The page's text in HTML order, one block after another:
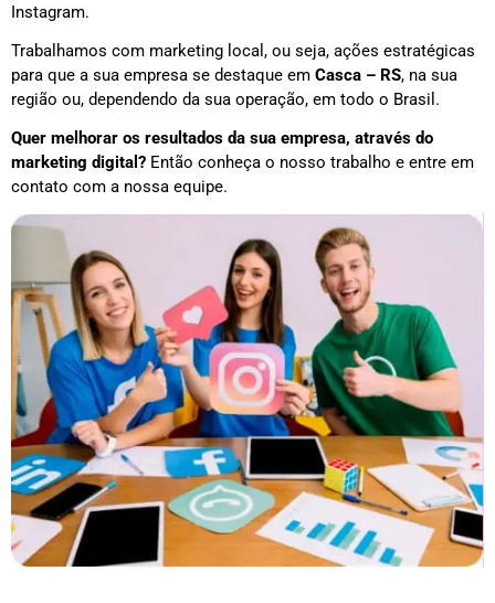
Instagram.
Trabalhamos com marketing local, ou seja, ações estratégicas
para que a sua empresa se destaque em Casca – RS, na sua
região ou, dependendo da sua operação, em todo o Brasil.
Quer melhorar os resultados da sua empresa, através do
marketing digital? Então conheça o nosso trabalho e entre em
contato com a nossa equipe.